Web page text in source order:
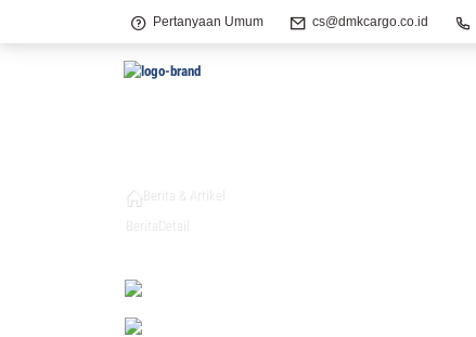
Pertanyaan Umum cs@dmkcargo.co.id
Berita & Artikel
Berita
Detail